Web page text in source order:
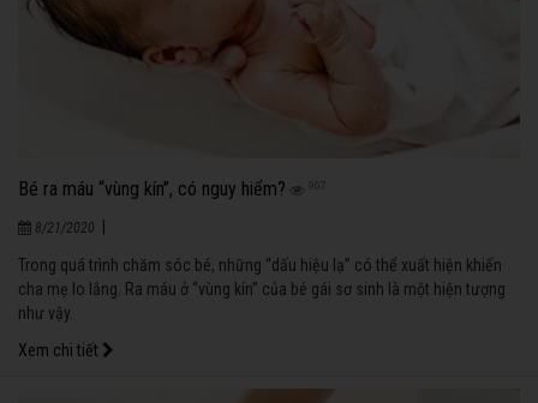
Bé ra máu “vùng kín”, có nguy hiểm? 907
8/21/2020
Trong quá trình chăm sóc bé, những “dấu hiệu lạ” có thể xuất hiện khiến
cha mẹ lo lắng. Ra máu ở “vùng kín” của bé gái sơ sinh là một hiện tượng
như vậy.
Xem chi tiết